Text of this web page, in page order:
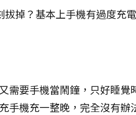
掉？基本上手機有過度充
需要手機當鬧鐘，只好睡
手機充一整晚，完全沒有